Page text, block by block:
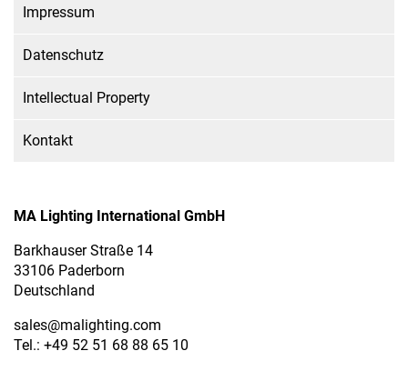
Impressum
Datenschutz
Intellectual Property
Kontakt
MA Lighting International GmbH
Barkhauser Straße 14
33106 Paderborn
Deutschland
sales@malighting.com
Tel.: +49 52 51 68 88 65 10